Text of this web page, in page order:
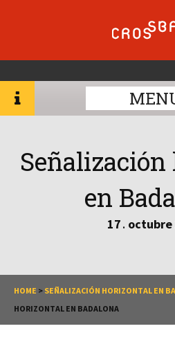
en
17 . octubre
HOME > SEÑALIZACIÓN HORIZONTAL EN
HORIZONTAL EN BADALONA